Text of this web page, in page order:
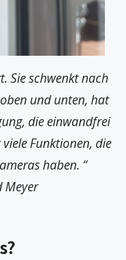
Sie schwenkt nach
und unten, hat
die einwandfrei
Funktionen, die
haben. “
Meyer